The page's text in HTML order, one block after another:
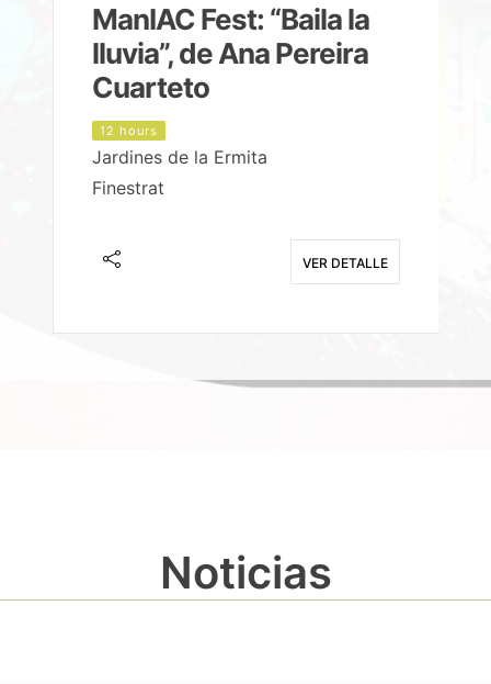
ManIAC Fest: “Baila la
lluvia”, de Ana Pereira
Cuarteto
12 hours
Jardines de la Ermita
Finestrat
VER DETALLE
Noticias